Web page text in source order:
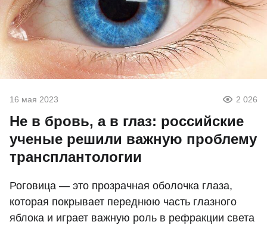
16 мая 2023 2 026
Не в бровь, а в глаз: российские
ученые решили важную проблему
трансплантологии
Роговица — это прозрачная оболочка глаза,
которая покрывает переднюю часть глазного
яблока и играет важную роль в рефракции света